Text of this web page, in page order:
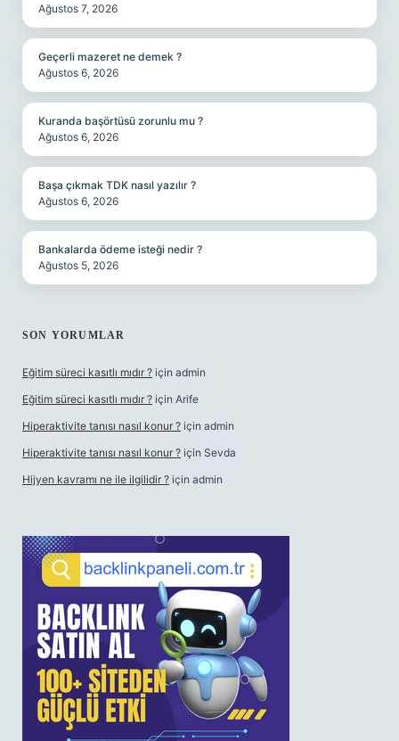
Ağustos 7, 2026
Geçerli mazeret ne demek ?
Ağustos 6, 2026
Kuranda başörtüsü zorunlu mu ?
Ağustos 6, 2026
Başa çıkmak TDK nasıl yazılır ?
Ağustos 6, 2026
Bankalarda ödeme isteği nedir ?
Ağustos 5, 2026
SON YORUMLAR
Eğitim süreci kasıtlı mıdır ? için admin
Eğitim süreci kasıtlı mıdır ? için Arife
Hiperaktivite tanısı nasıl konur ? için admin
Hiperaktivite tanısı nasıl konur ? için Sevda
Hijyen kavramı ne ile ilgilidir ? için admin